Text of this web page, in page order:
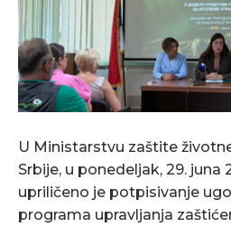
U Ministarstvu zaštite
Srbije, u ponedeljak, 29. juna
upriličeno je potpisivanje
programa upravljanja